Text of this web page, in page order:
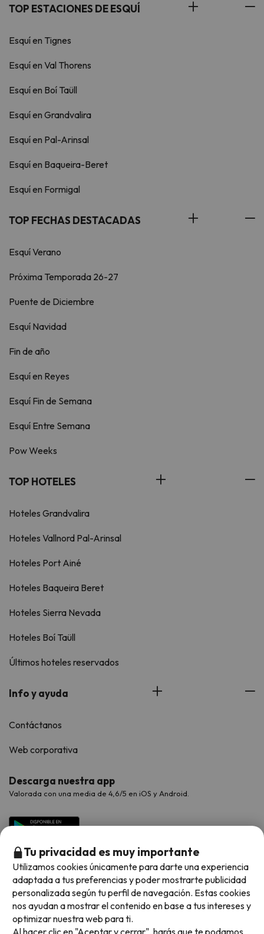
TOP ESTACIONES DE ESQUÍ
Esquí en Tignes
Esquí en Val Thorens
Esquí en Boí Taüll
Esquí en Grandvalira
Esquí en Pal-Arinsal
Esquí en Baqueira-Beret
Esquí en Formigal
TOP FECHAS DESTACADAS
Esquí Verano
Próxima Temporada 26-27
Puente de Diciembre
Esquí Navidad
Fin de año
Esquí en Reyes
Esquí Fin de Semana
Esquí Entre Semana
Pow Weeks
TOP HOTELES
Hoteles Grandvalira
Hoteles Vallnord Pal-Arinsal
Hoteles Port Ainé
Hoteles Baqueira Beret
Hoteles Sierra Nevada
Hoteles Boí Taüll
Últimos hoteles reservados
Info y ayuda
Contáctanos
Web corporativa
Descarga nuestra app
Valorada con una media de 4,6/5 en iOS y Android.
Métodos de pago disponibles
Tu privacidad es muy importante
Utilizamos cookies únicamente para darte una experiencia
adaptada a tus preferencias y poder mostrarte publicidad
personalizada según tu perfil de navegación. Estas cookies
nos ayudan a mostrar el contenido en base a tus intereses y
optimizar nuestra web para ti.
Al hacer clic en "Aceptar y cerrar", harás que te podamos